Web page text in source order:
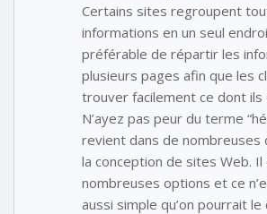
Certains sites regroupent
informations en un seul
préférable de répartir les
plusieurs pages afin que les
trouver facilement ce dont ils
N’ayez pas peur du terme
revient dans de nombreuses
la conception de sites Web.
nombreuses options et ce
aussi simple qu’on pourrait le